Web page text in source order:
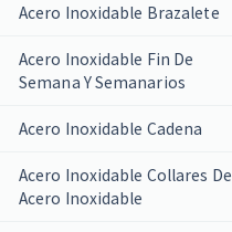
Acero Inoxidable Brazalete
Acero Inoxidable Fin De
Semana Y Semanarios
Acero Inoxidable Cadena
Acero Inoxidable Collares De
Acero Inoxidable